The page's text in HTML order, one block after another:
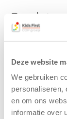
Deze website
We gebruiken
personaliseren,
en om ons
informatie over